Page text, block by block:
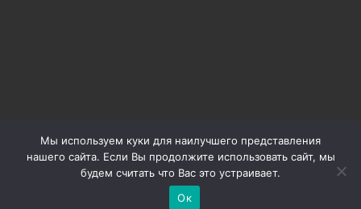
© 2026Минутка– Все права защищены
– Разработан в
Мы используем куки для наилучшего представления
нашего сайта. Если Вы продолжите использовать сайт, мы
будем считать что Вас это устраивает.
Ок